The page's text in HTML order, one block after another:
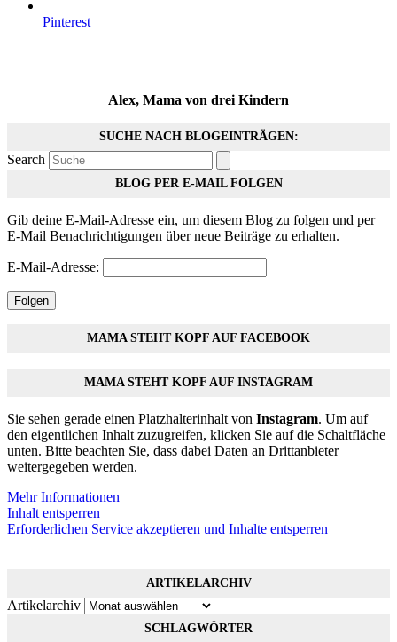
Pinterest
Alex, Mama von drei Kindern
SUCHE NACH BLOGEINTRÄGEN:
Search
BLOG PER E-MAIL FOLGEN
Gib deine E-Mail-Adresse ein, um diesem Blog zu folgen und per
E-Mail Benachrichtigungen über neue Beiträge zu erhalten.
E-Mail-Adresse:
Folgen
MAMA STEHT KOPF AUF FACEBOOK
MAMA STEHT KOPF AUF INSTAGRAM
Sie sehen gerade einen Platzhalterinhalt von Instagram. Um auf
den eigentlichen Inhalt zuzugreifen, klicken Sie auf die Schaltfläche
unten. Bitte beachten Sie, dass dabei Daten an Drittanbieter
weitergegeben werden.
Mehr Informationen
Inhalt entsperren
Erforderlichen Service akzeptieren und Inhalte entsperren
ARTIKELARCHIV
Artikelarchiv
SCHLAGWÖRTER